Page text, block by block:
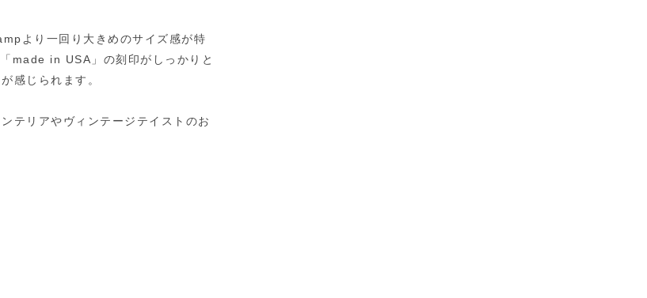
より一回り大きめのサイズ感が特
made in USA」の刻印がしっかりと
感じられます。
テリアやヴィンテージテイストのお